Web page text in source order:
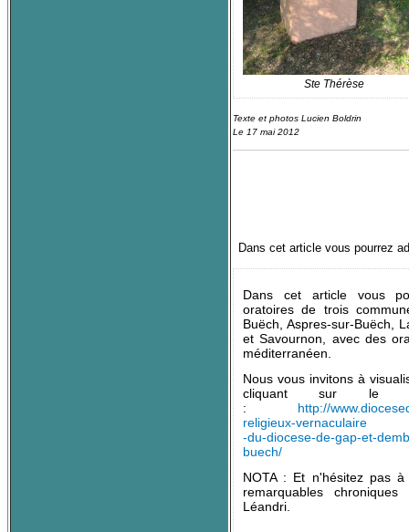
Ste Thérèse
Texte et photos Lucien Boldrin
Le 17 mai 2012
Dans cet article vous pourrez
Dans cet article vous
oratoires de trois
Buëch, Aspres-sur-Buëch,
et Savournon, avec des
méditerranéen.
Nous vous invitons à
cliquant sur le
:
http://
religieux-vernaculaire
-du-diocese-de-gap-et-
buech/
NOTA : Et n'hésitez pas
remarquables
Léandri.